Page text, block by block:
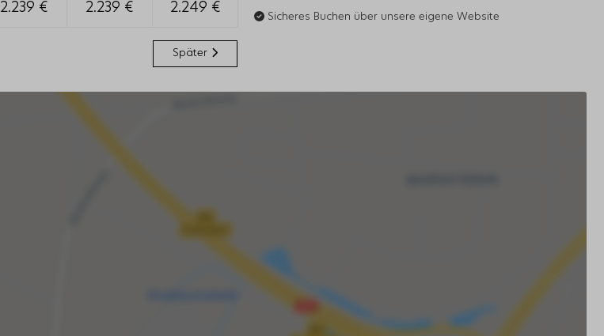
2.239 € 2.239 € 2.249 €
Später
Sicheres Buchen über unsere eigene Website